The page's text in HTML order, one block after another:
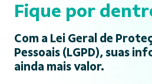
Fique por
Com a Lei Geral de
Pessoais (LGPD), suas
ainda mais valor.